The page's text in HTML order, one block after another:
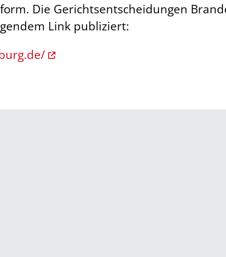
Die Gerichtsentscheidungen
Link publiziert: